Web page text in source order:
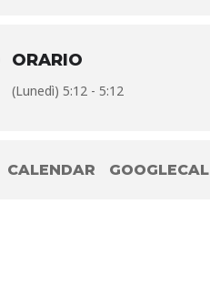
ORARIO
(Lunedì) 5:12 - 5:12
CALENDAR GOOGLECAL